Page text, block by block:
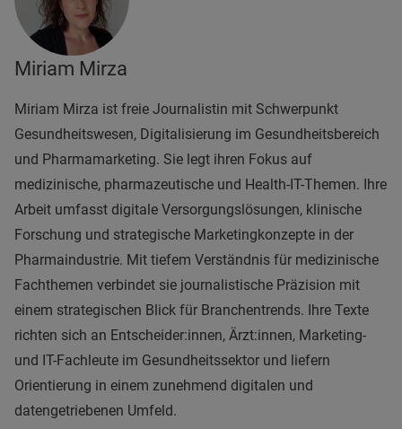
Miriam Mirza
Miriam Mirza ist freie Journalistin mit Schwerpunkt
Gesundheitswesen, Digitalisierung im Gesundheitsbereich
und Pharmamarketing. Sie legt ihren Fokus auf
medizinische, pharmazeutische und Health-IT-Themen. Ihre
Arbeit umfasst digitale Versorgungslösungen, klinische
Forschung und strategische Marketingkonzepte in der
Pharmaindustrie. Mit tiefem Verständnis für medizinische
Fachthemen verbindet sie journalistische Präzision mit
einem strategischen Blick für Branchentrends. Ihre Texte
richten sich an Entscheider:innen, Ärzt:innen, Marketing-
und IT-Fachleute im Gesundheitssektor und liefern
Orientierung in einem zunehmend digitalen und
datengetriebenen Umfeld.